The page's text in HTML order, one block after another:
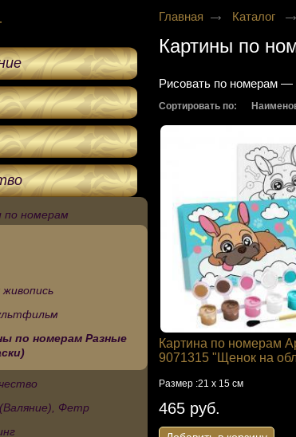
по номерам
живопись
по номерам Разные
Фетр
Главная Каталог
Картины по
Рисовать по номерам —
Сортировать по:
Картина по номерам
9071315 "Щенок на
Размер :21 х 15 см
465 руб.